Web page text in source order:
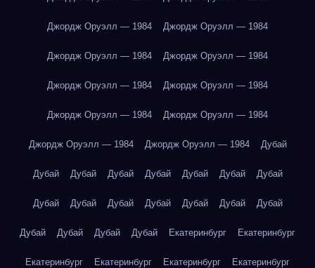
Джордж Оруэлл — 1984 Джордж Оруэлл — 1984
Джордж Оруэлл — 1984 Джордж Оруэлл — 1984
Джордж Оруэлл — 1984 Джордж Оруэлл — 1984
Джордж Оруэлл — 1984 Джордж Оруэлл — 1984
Джордж Оруэлл — 1984 Джордж Оруэлл — 1984 Дубай
Дубай Дубай Дубай Дубай Дубай Дубай Дубай
Дубай Дубай Дубай Дубай Дубай Дубай Дубай
Дубай Дубай Дубай Дубай Екатеринбург Екатеринбург
Екатеринбург Екатеринбург Екатеринбург Екатеринбург